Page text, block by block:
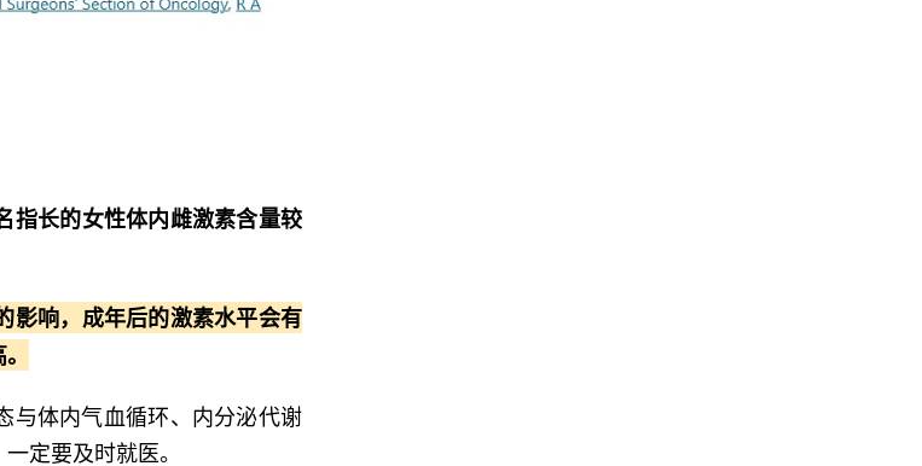
指长的女性体内雌激素含量较
影响，成年后的激素水平会有
与体内气血循环、内分泌代谢
定要及时就医。